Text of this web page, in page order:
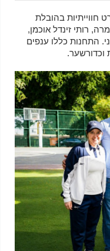
חווייתיות בהובלת
רותי זינדל אוכמן,
התחנות כללו ענפים
וכדורשער.